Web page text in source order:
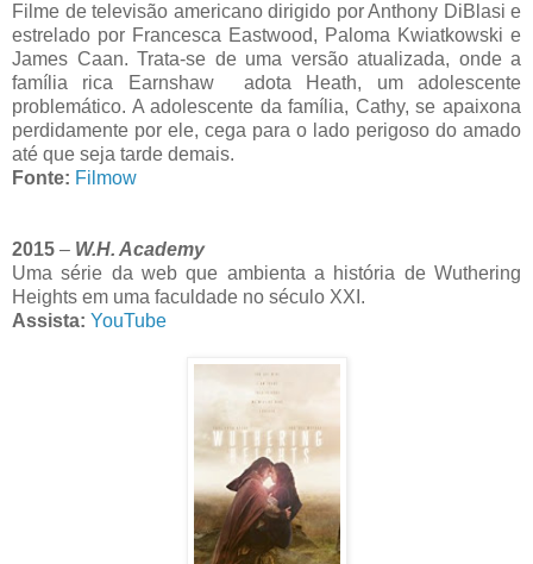
Filme de televisão americano dirigido por Anthony DiBlasi e
estrelado por Francesca Eastwood, Paloma Kwiatkowski e
James Caan. Trata-se de uma versão atualizada, onde a
família rica Earnshaw adota Heath, um adolescente
problemático. A adolescente da família, Cathy, se apaixona
perdidamente por ele, cega para o lado perigoso do amado
até que seja tarde demais.
Fonte: Filmow
2015 – W.H. Academy
Uma série da web que ambienta a história de Wuthering
Heights em uma faculdade no século XXI.
Assista: YouTube